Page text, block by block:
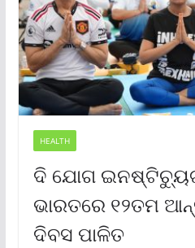
HEALTH
ଦି ଯୋଗ
ଭାରତରେ ୧୨ତମ
ଦିବସ ପାଳିତ